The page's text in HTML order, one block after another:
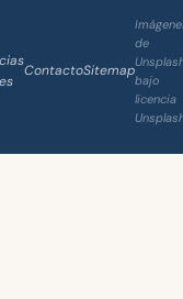
ContactoSitemap
de
bajo
licencia